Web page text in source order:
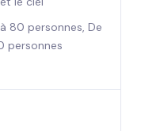
80 personnes, De
personnes